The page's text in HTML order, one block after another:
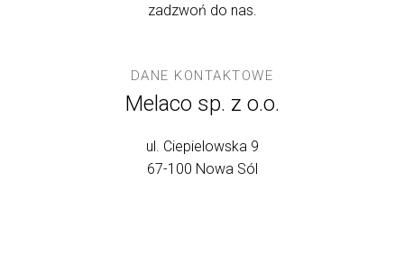
zadzwoń do nas.
DANE KONTAKTOWE
Melaco sp. z o.o.
ul. Ciepielowska 9
67-100 Nowa Sól